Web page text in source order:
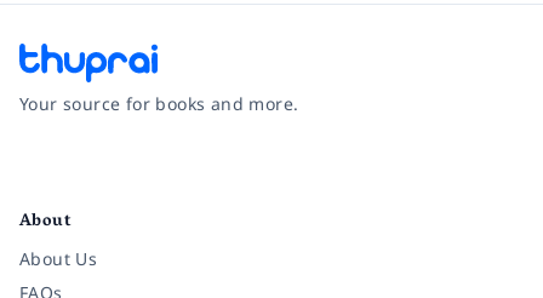
Your source for books and more.
About
About Us
FAQs